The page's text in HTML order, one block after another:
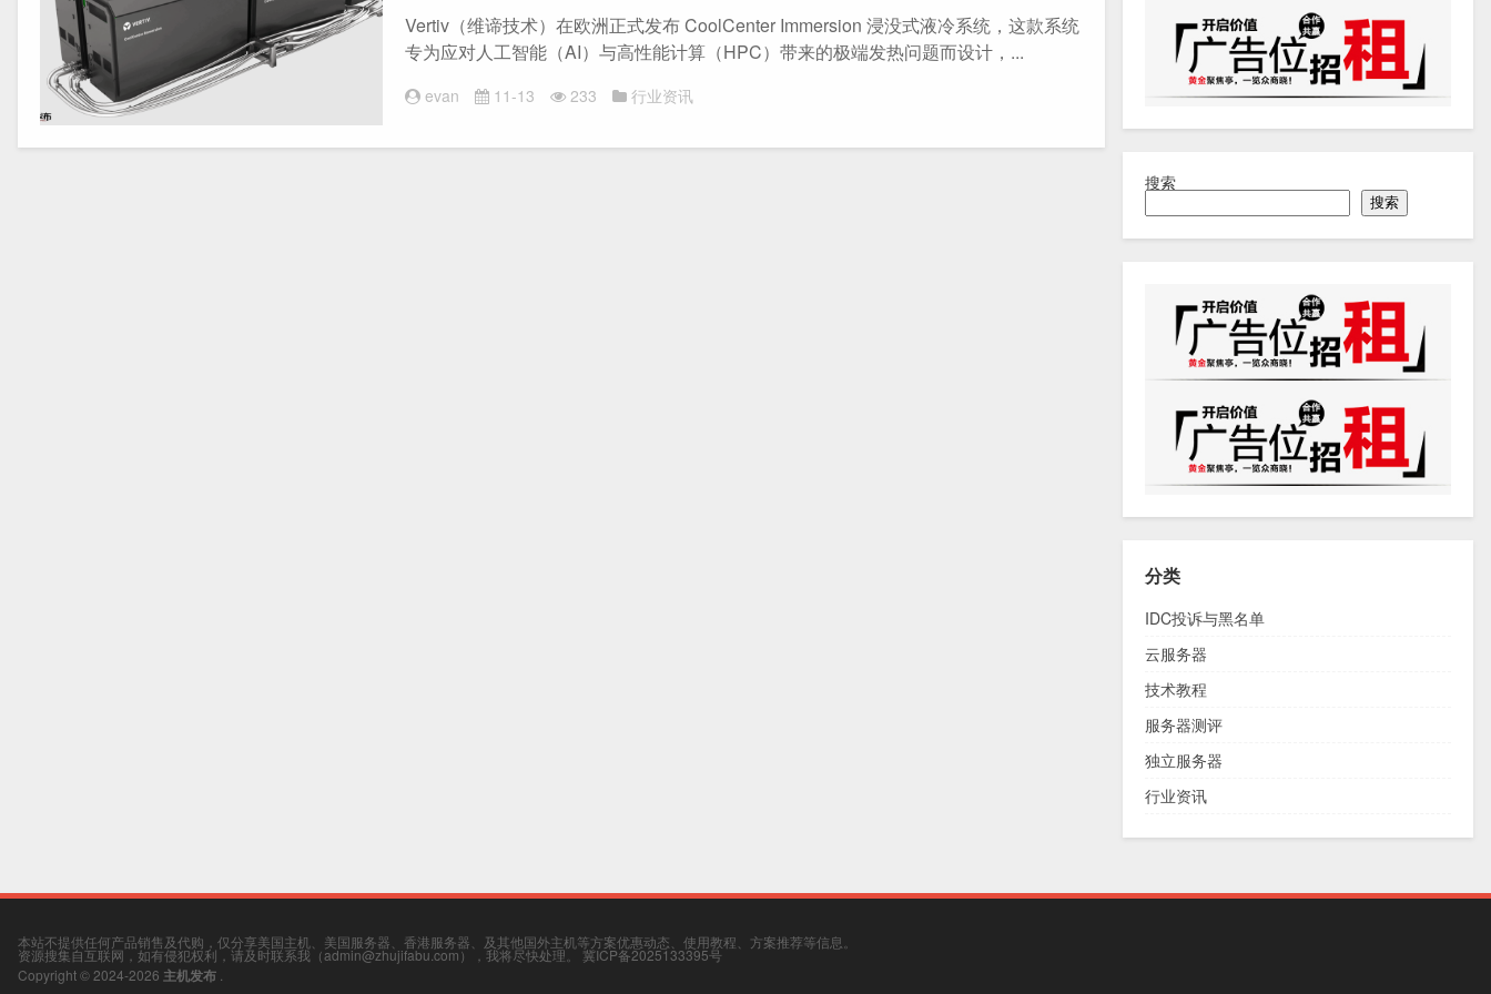
Vertiv（维谛技术）在欧洲正式发布 CoolCenter Immersion 浸没式液冷系统，这款系统
专为应对人工智能（AI）与高性能计算（HPC）带来的极端发热问题而设计，...
evan 11-13 233 行业资讯
搜索
搜索
分类
IDC投诉与黑名单
云服务器
技术教程
服务器测评
独立服务器
行业资讯
本站不提供任何产品销售及代购，仅分享美国主机、美国服务器、香港服务器、及其他国外主机等方案优惠动态、使用教程、方案推荐等信息。
资源搜集自互联网，如有侵犯权利，请及时联系我（admin@zhujifabu.com），我将尽快处理。 冀ICP备2025133395号
Copyright © 2024-2026 主机发布